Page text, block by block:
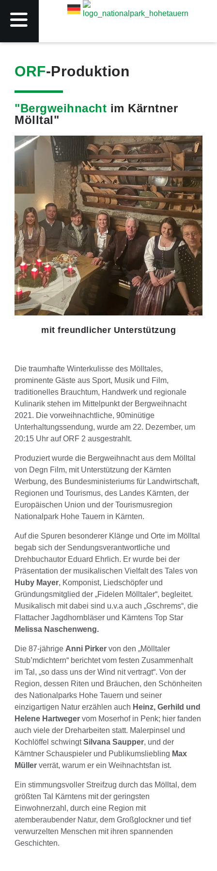
ORF-Produktion
"Bergweihnacht im Kärntner
Mölltal"
mit freundlicher Unterstützung
Die traumhafte Winterkulisse des Mölltales,
prominente Gäste aus Sport, Musik und Film,
traditionelles Brauchtum, Handwerk und regionale
Kulinarik stehen im Mittelpunkt der Bergweihnacht
2021. Die vorweihnachtliche, 90minütige
Unterhaltungssendung, wurde am 22. Dezember, um
20:15 Uhr auf ORF 2 ausgestrahlt.
Produziert wurde die Bergweihnacht aus dem Mölltal
von Degn Film, mit Unterstützung der Kärnten
Werbung, des Bundesministeriums für Landwirtschaft,
Regionen und Tourismus, des Landes Kärnten, der
Europäischen Union und der Tourismusregion
Nationalpark Hohe Tauern in Kärnten.
Auf die Spuren besonderer Klänge und Orte im Mölltal
begab sich der Sendungsverantwortliche und
Drehbuchautor Eduard Ehrlich. Er wurde bei der
Präsentation der musikalischen Vielfalt des Tales von
Huby Mayer, Komponist, Liedschöpfer und
Gründungsmitglied der „Fidelen Mölltaler“, begleitet.
Musikalisch mit dabei sind u.v.a auch „Gschrems“, die
Flattacher Jagdhornbläser und Kärntens Top Star
Melissa Naschenweng.
Die 87-jährige Anni Pirker von den „Mölltaler
Stub’mdichtern“ berichtet vom festen Zusammenhalt
im Tal, „so dass uns der Wind nit vertragt“. Von der
Region, dessen Riten und Bräuchen, den Schönheiten
des Nationalparks Hohe Tauern und seiner
einzigartigen Natur erzählen auch Heinz, Gerhild und
Helene Hartweger vom Moserhof in Penk; hier fanden
auch viele der Dreharbeiten statt. Malerpinsel und
Kochlöffel schwingtSilvana Saupper, und der
Kärntner Schauspieler und Publikumsliebling Max
Müller verrät, warum er ein Weihnachtsfan ist.
Ein stimmungsvoller Streifzug durch das Mölltal, dem
größten Tal Kärntens mit der geringsten
Einwohnerzahl, durch eine Region mit
atemberaubender Natur, dem Großglockner und tief
verwurzelten Menschen mit ihren spannenden
Geschichten.